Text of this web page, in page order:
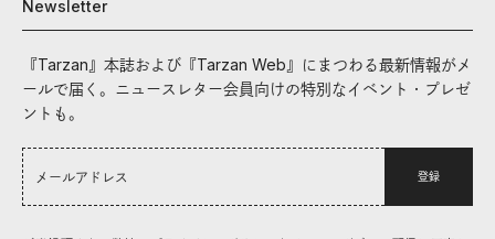
Newsletter
『Tarzan』本誌および『Tarzan Web』にまつわる最新情報がメ
ールで届く。ニュースレター会員向けの特別なイベント・プレゼ
ントも。
登録